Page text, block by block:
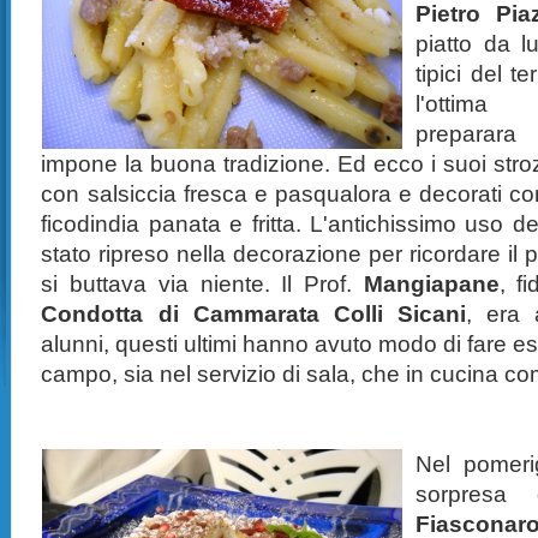
Pietro
piatto da
tipici del
l'ottima
impone la buona tradizione. Ed ecco i suoi
con salsiccia fresca e pasqualora e decorati
ficodindia panata e fritta. L'antichissimo uso
stato ripreso nella decorazione per ricordare il
si buttava via niente. Il Prof. Mangiapane,
Condotta di Cammarata Colli Sicani, era
alunni, questi ultimi hanno avuto modo di fare
campo, sia nel servizio di sala, che in cucina
Nel